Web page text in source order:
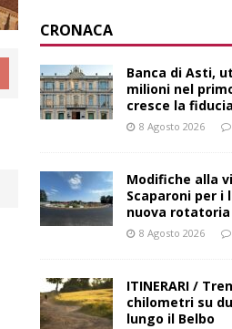
CRONACA
Banca di Asti,
milioni nel
cresce la
8 Agosto 2026
Modifiche alla
Scaparoni per i
nuova rotatoria
8 Agosto 2026
ITINERARI /
chilometri su
lungo il Belbo